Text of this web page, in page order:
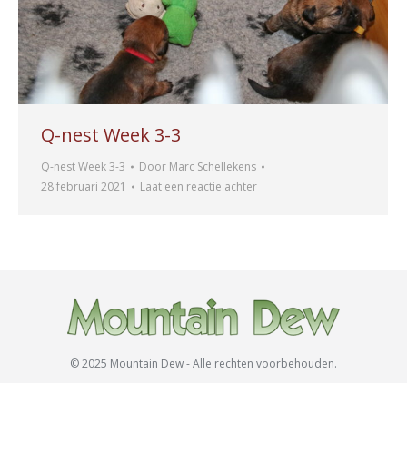
Q-nest Week 3-3
Q-nest Week 3-3 Door Marc Schellekens
28 februari 2021
Laat een reactie achter
© 2025 Mountain Dew - Alle rechten voorbehouden.